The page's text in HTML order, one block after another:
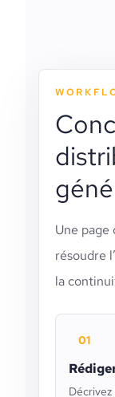
Une
résoudre
la
01
Décrivez